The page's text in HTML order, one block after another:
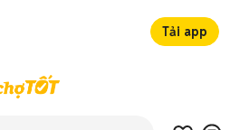
Tải app